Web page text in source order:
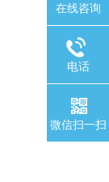
在线咨询
电话
微信扫一扫